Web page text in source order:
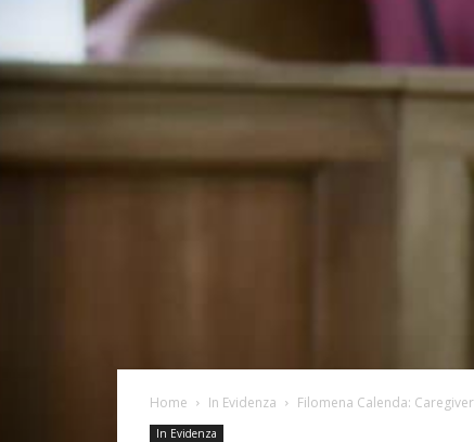
Home In Evidenza Filomena Calenda:
In Evidenza